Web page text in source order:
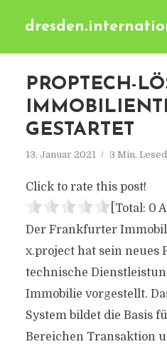
PROPTECH-
GESTARTET
13. Januar 2021 3 Min.
Click to rate this post!
[Total: 0
Der Frankfurter
x.project hat sein neues
technische
Immobilie vorgestellt.
System bildet die Basis
Bereichen Transaktion